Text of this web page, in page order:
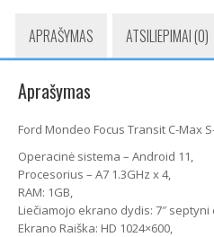
APRAŠYMAS ATSILIEPIMAI (0)
Aprašymas
Ford Mondeo Focus Transit C-Max
Operacinė sistema – Android 11,
Procesorius – A7 1.3GHz x 4,
RAM: 1GB,
Liečiamojo ekrano dydis: 7″ septyni
Ekrano Raiška: HD 1024×600,